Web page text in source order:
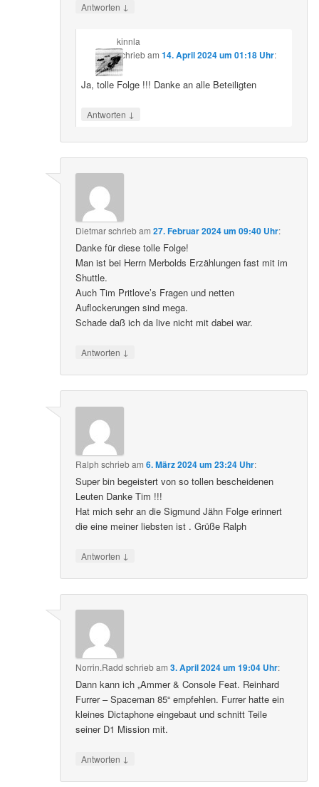
Antworten ↓
kinnla
schriebam 14. April 2024 um 01:18 Uhr:
Ja, tolle Folge !!! Danke an alle Beteiligten
Antworten ↓
Dietmarschriebam27. Februar 2024 um 09:40 Uhr:
Danke für diese tolle Folge!
Man ist bei Herrn Merbolds Erzählungen fast mit im
Shuttle.
Auch Tim Pritlove’s Fragen und netten
Auflockerungen sind mega.
Schade daß ich da live nicht mit dabei war.
Antworten ↓
Ralph schriebam6. März 2024 um 23:24 Uhr:
Super bin begeistert von so tollen bescheidenen
Leuten Danke Tim !!!
Hat mich sehr an die Sigmund Jähn Folge erinnert
die eine meiner liebsten ist . Grüße Ralph
Antworten ↓
Norrin.Radd schriebam3. April 2024 um 19:04 Uhr:
Dann kann ich „Ammer & Console Feat. Reinhard
Furrer – Spaceman 85“ empfehlen. Furrer hatte ein
kleines Dictaphone eingebaut und schnitt Teile
seiner D1 Mission mit.
Antworten ↓